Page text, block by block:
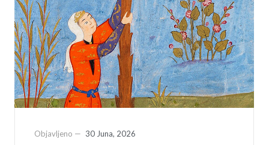
Objavljeno — 30 Juna, 2026